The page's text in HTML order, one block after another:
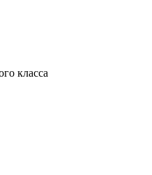
класса